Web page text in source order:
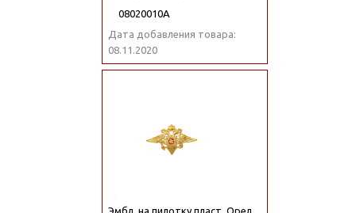
08020010А
Дата добавления товара:
08.11.2020
Эмбл. на пилотку пласт. Орел